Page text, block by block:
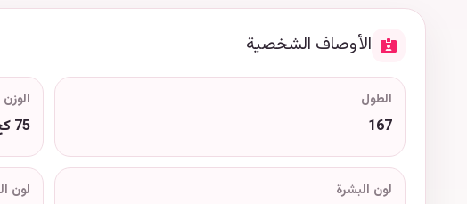
الأوصاف الشخصية
الطول
167
الوزن
75 كج
لون البشرة لون